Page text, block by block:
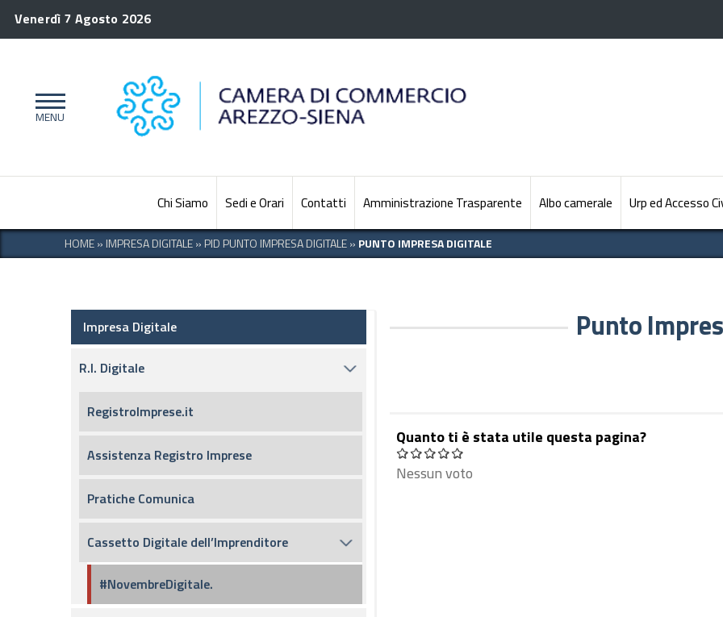
Venerdì 7 Agosto 2026
Chi Siamo Sedi e Orari Contatti Amministrazione Trasparente Albo camerale Urp ed Accesso
HOME» IMPRESA DIGITALE» PID PUNTO IMPRESA DIGITALE» PUNTO IMPRESA DIGITALE
Impresa Digitale
R.I. Digitale
RegistroImprese.it
Assistenza Registro Imprese
Pratiche Comunica
Cassetto Digitale dell’Imprenditore
#NovembreDigitale.
Punto
Quanto ti è stata utile questa pagina?
Nessun voto